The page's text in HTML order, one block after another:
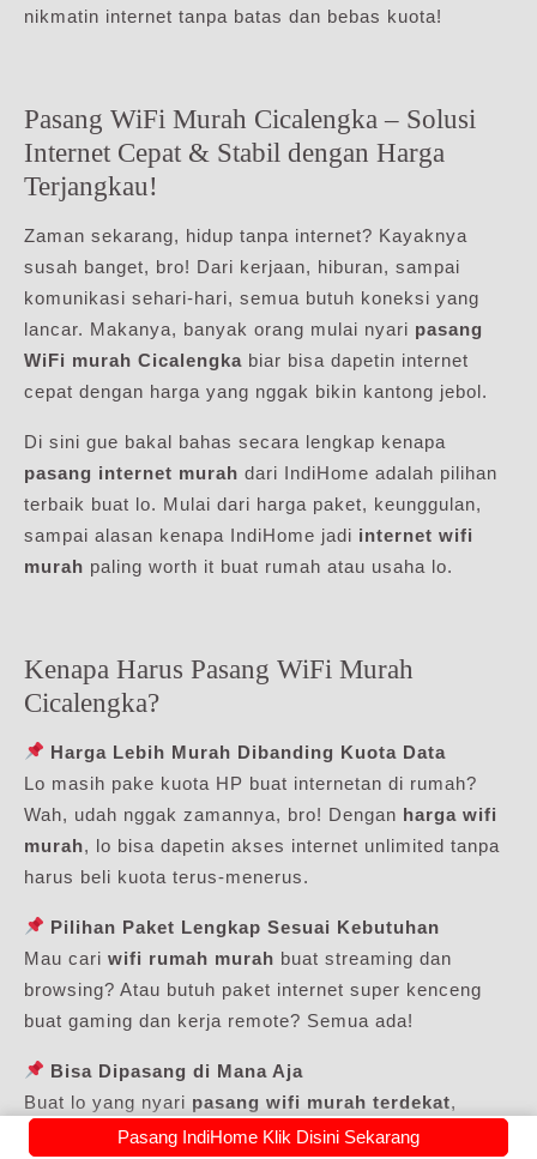
nikmatin internet tanpa batas dan bebas kuota!
Pasang WiFi Murah Cicalengka – Solusi
Internet Cepat & Stabil dengan Harga
Terjangkau!
Zaman sekarang, hidup tanpa internet? Kayaknya
susah banget, bro! Dari kerjaan, hiburan, sampai
komunikasi sehari-hari, semua butuh koneksi yang
lancar. Makanya, banyak orang mulai nyari pasang
WiFi murah Cicalengka biar bisa dapetin internet
cepat dengan harga yang nggak bikin kantong jebol.
Di sini gue bakal bahas secara lengkap kenapa
pasang internet murah dari IndiHome adalah pilihan
terbaik buat lo. Mulai dari harga paket, keunggulan,
sampai alasan kenapa IndiHome jadi internet wifi
murah paling worth it buat rumah atau usaha lo.
Kenapa Harus Pasang WiFi Murah
Cicalengka?
Harga Lebih Murah Dibanding Kuota Data
Lo masih pake kuota HP buat internetan di rumah?
Wah, udah nggak zamannya, bro! Dengan harga wifi
murah, lo bisa dapetin akses internet unlimited tanpa
harus beli kuota terus-menerus.
Pilihan Paket Lengkap Sesuai Kebutuhan
Mau cari wifi rumah murah buat streaming dan
browsing? Atau butuh paket internet super kenceng
buat gaming dan kerja remote? Semua ada!
Bisa Dipasang di Mana Aja
Buat lo yang nyari pasang wifi murah terdekat,
IndiHome punya jaringan yang udah tersebar luas di
Pasang IndiHome Klik Disini Sekarang